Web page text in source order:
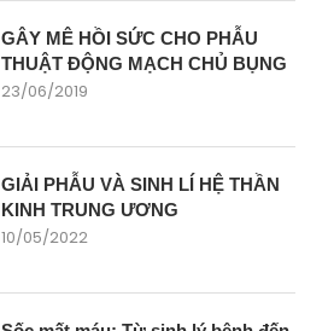
GÂY MÊ HỒI SỨC CHO PHẪU
THUẬT ĐỘNG MẠCH CHỦ BỤNG
23/06/2019
GIẢI PHẪU VÀ SINH LÍ HỆ THẦN
KINH TRUNG ƯƠNG
10/05/2022